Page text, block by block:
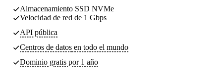
Almacenamiento SSD NVMe
Velocidad de red de 1 Gbps
API pública
Centros de datos en todo el mundo
Dominio gratis por 1 año